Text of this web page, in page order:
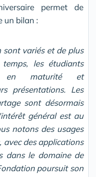
permet de
un bilan :
sont variés et de plus
les étudiants
en maturité et
présentations. Les
sont désormais
général est au
notons des usages
avec des applications
dans le domaine de
poursuit son